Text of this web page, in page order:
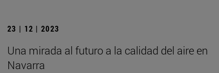
23 | 12 | 2023
Una mirada al futuro a la calidad del aire en
Navarra